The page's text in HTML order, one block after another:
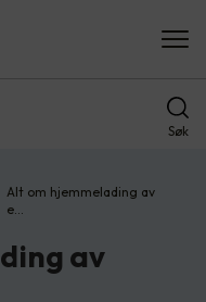
Søk
Alt om hjemmelading av
e…
av